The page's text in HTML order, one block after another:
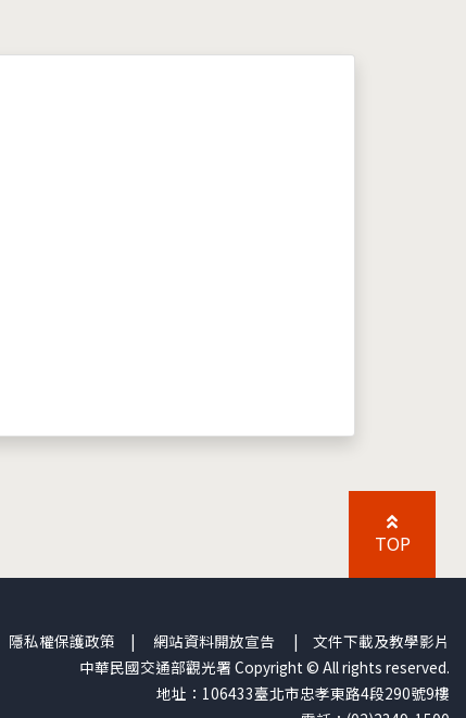
TOP
隱私權保護政策 | 網站資料開放宣告 | 文件下載及教學影片
中華民國交通部觀光署 Copyright © All rights reserved.
地址：106433臺北市忠孝東路4段290號9樓